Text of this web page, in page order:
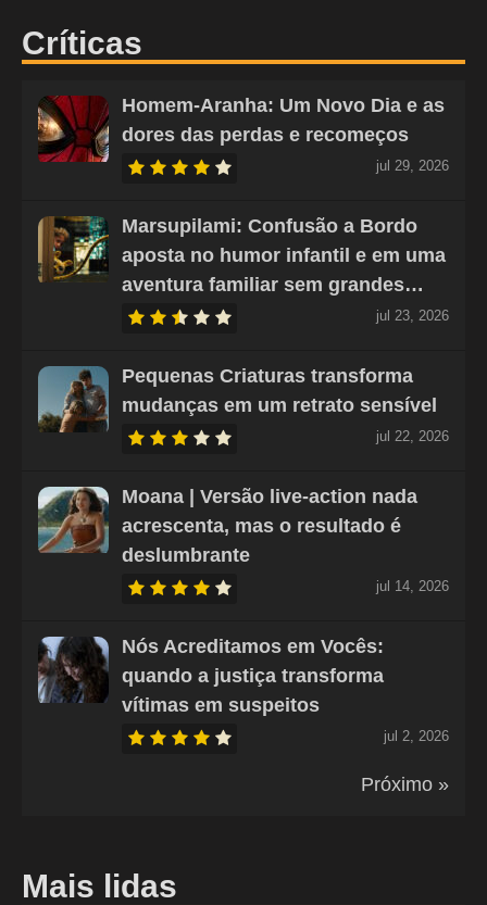
Críticas
Homem-Aranha: Um Novo Dia e as
dores das perdas e recomeços
jul 29, 2026
Marsupilami: Confusão a Bordo
aposta no humor infantil e em uma
aventura familiar sem grandes…
jul 23, 2026
Pequenas Criaturas transforma
mudanças em um retrato sensível
jul 22, 2026
Moana | Versão live-action nada
acrescenta, mas o resultado é
deslumbrante
jul 14, 2026
Nós Acreditamos em Vocês:
quando a justiça transforma
vítimas em suspeitos
jul 2, 2026
Próximo »
Mais lidas